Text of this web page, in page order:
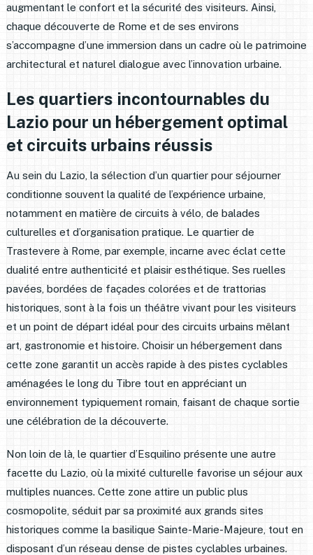
augmentant le confort et la sécurité des visiteurs. Ainsi,
chaque découverte de Rome et de ses environs
s’accompagne d’une immersion dans un cadre où le patrimoine
architectural et naturel dialogue avec l’innovation urbaine.
Les quartiers incontournables du
Lazio pour un hébergement optimal
et circuits urbains réussis
Au sein du Lazio, la sélection d’un quartier pour séjourner
conditionne souvent la qualité de l’expérience urbaine,
notamment en matière de circuits à vélo, de balades
culturelles et d’organisation pratique. Le quartier de
Trastevere à Rome, par exemple, incarne avec éclat cette
dualité entre authenticité et plaisir esthétique. Ses ruelles
pavées, bordées de façades colorées et de trattorias
historiques, sont à la fois un théâtre vivant pour les visiteurs
et un point de départ idéal pour des circuits urbains mêlant
art, gastronomie et histoire. Choisir un hébergement dans
cette zone garantit un accès rapide à des pistes cyclables
aménagées le long du Tibre tout en appréciant un
environnement typiquement romain, faisant de chaque sortie
une célébration de la découverte.
Non loin de là, le quartier d’Esquilino présente une autre
facette du Lazio, où la mixité culturelle favorise un séjour aux
multiples nuances. Cette zone attire un public plus
cosmopolite, séduit par sa proximité aux grands sites
historiques comme la basilique Sainte-Marie-Majeure, tout en
disposant d’un réseau dense de pistes cyclables urbaines.